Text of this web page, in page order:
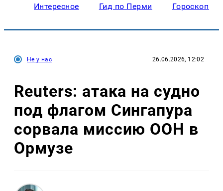
Интересное Гид по Перми Гороскопы
Не у нас 26.06.2026, 12:02
Reuters: атака на судно
под флагом Сингапура
сорвала миссию ООН в
Ормузе